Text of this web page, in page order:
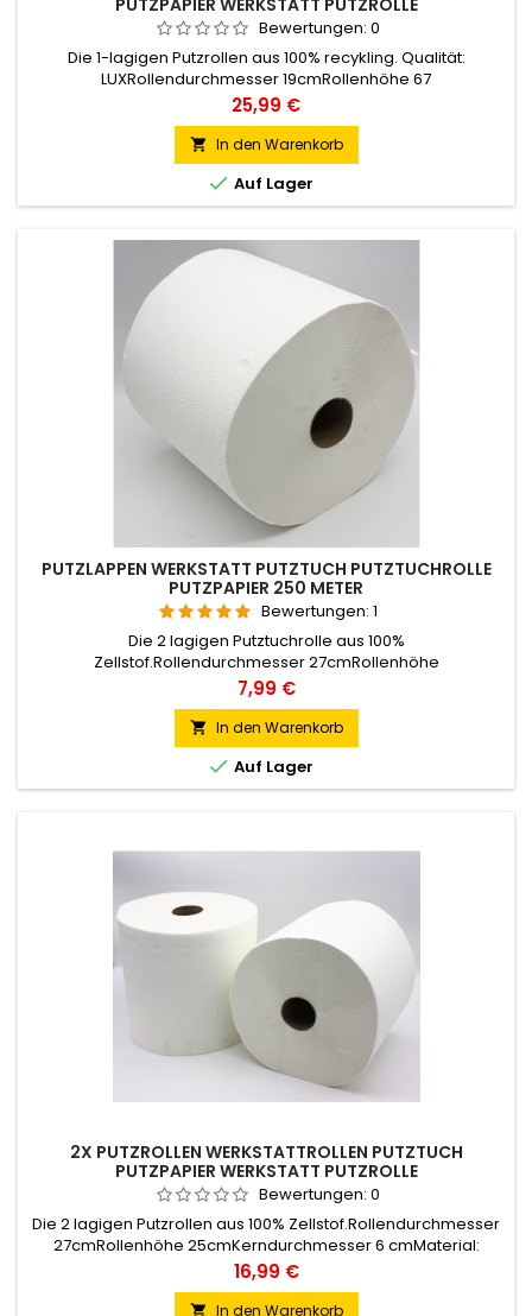
PUTZPAPIER WERKSTATT PUTZROLLE
Bewertungen: 0
Die 1-lagigen Putzrollen aus 100% recykling. Qualität:
LUXRollendurchmesser 19cmRollenhöhe 67
cmKerndurchmesser 4 cmMaterial: RECYKLINGLagen:1-
lagigFarbe: grünPerforation: Neinlange:200 meter per
RolleSie erhalten 2Rollen.
Preis
25,99 €
 In den Warenkorb
 Auf Lager
PUTZLAPPEN WERKSTATT PUTZTUCH PUTZTUCHROLLE
PUTZPAPIER 250 METER
Bewertungen: 1
Die 2 lagigen Putztuchrolle aus 100%
Zellstof.Rollendurchmesser 27cmRollenhöhe
25cmKerndurchmesser 6 cmMaterial: zellstofLagen:2-
lagigFarbe: weissBlatt 25 x 27 cm, ca. 1150
Blatt/RollePerforation: JaSie erhalten 1 Rollen.
Preis
7,99 €
 In den Warenkorb
 Auf Lager
2X PUTZROLLEN WERKSTATTROLLEN PUTZTUCH
PUTZPAPIER WERKSTATT PUTZROLLE
Bewertungen: 0
Die 2 lagigen Putzrollen aus 100% Zellstof.Rollendurchmesser
27cmRollenhöhe 25cmKerndurchmesser 6 cmMaterial:
zellstofLagen:2-lagigFarbe: weissBlatt 25 x 27 cm, ca. 1150
Blatt/RollePerforation: JaSie erhalten 2 Rollen.
Preis
16,99 €
 In den Warenkorb